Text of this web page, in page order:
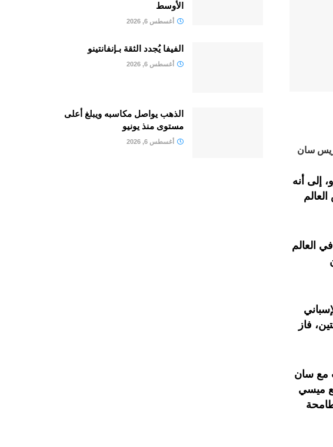
سان
إلى أنه
أفضل لاعب في العالم
فاز
مع سان
ميسي
الأوسط
أغسطس 6, 2026
الفيفا يُجدد الثقة بـإنفانتينو
أغسطس 6, 2026
الذهب يواصل مكاسبه ويبلغ أعلى
مستوى منذ يونيو
أغسطس 6, 2026